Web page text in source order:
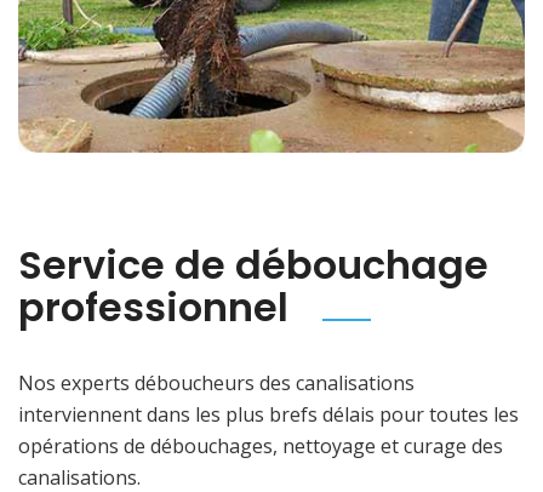
Service de débouchage
professionnel
Nos experts déboucheurs des canalisations
interviennent dans les plus brefs délais pour toutes les
opérations de débouchages, nettoyage et curage des
canalisations.